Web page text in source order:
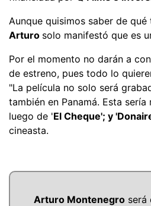
Aunque quisimos saber de
Arturo solo manifestó que es
Por el momento no darán a
de estreno, pues todo lo
"La película no solo será
también en Panamá. Esta
luego de 'El Cheque'; y
cineasta.
Arturo Montenegro será